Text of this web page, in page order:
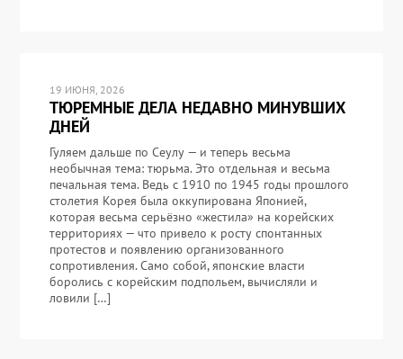
19 ИЮНЯ, 2026
ТЮРЕМНЫЕ ДЕЛА НЕДАВНО МИНУВШИХ
ДНЕЙ
Гуляем дальше по Сеулу — и теперь весьма
необычная тема: тюрьма. Это отдельная и весьма
печальная тема. Ведь с 1910 по 1945 годы прошлого
столетия Корея была оккупирована Японией,
которая весьма серьёзно «жестила» на корейских
территориях — что привело к росту спонтанных
протестов и появлению организованного
сопротивления. Само собой, японские власти
боролись с корейским подпольем, вычисляли и
ловили […]